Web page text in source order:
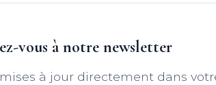
vous à notre newsletter
à jour directement dans